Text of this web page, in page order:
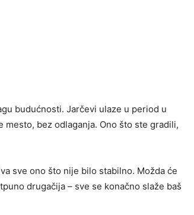
budućnosti. Jarčevi ulaze u period u
bez odlaganja. Ono što ste gradili,
sve ono što nije bilo stabilno. Možda će
drugačija – sve se konačno slaže baš